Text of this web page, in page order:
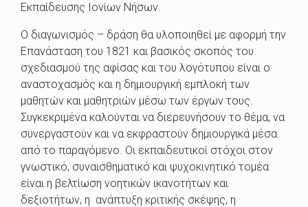
Εκπαίδευσης Ιονίων Νήσων.
Ο διαγωνισμός – δράση θα υλοποιηθεί με αφορμή την
Επανάσταση του 1821 και βασικός σκοπός του
σχεδιασμού της αφίσας και του λογότυπου είναι ο
αναστοχασμός και η δημιουργική εμπλοκή των
μαθητών και μαθητριών μέσω των έργων τους.
Συγκεκριμένα καλούνται να διερευνήσουν το θέμα, να
συνεργαστούν και να εκφραστούν δημιουργικά μέσα
από το παραγόμενο. Οι εκπαιδευτικοί στόχοι στον
γνωστικό, συναισθηματικό και ψυχοκινητικό τομέα
είναι η βελτίωση νοητικών ικανοτήτων και
δεξιοτήτων, η ανάπτυξη κριτικής σκέψης, η